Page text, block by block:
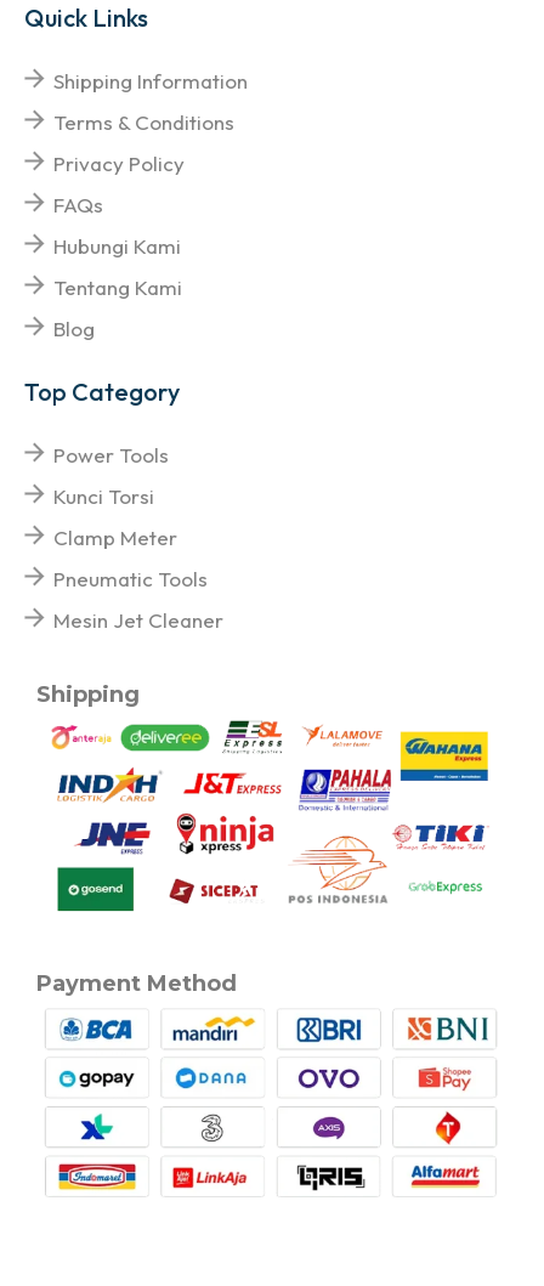
Quick Links
Shipping Information
Terms & Conditions
Privacy Policy
FAQs
Hubungi Kami
Tentang Kami
Blog
Top Category
Power Tools
Kunci Torsi
Clamp Meter
Pneumatic Tools
Mesin Jet Cleaner
Shipping
Payment Method